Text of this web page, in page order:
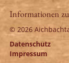
Informationen
© 2026
Datenschutz
Impressum